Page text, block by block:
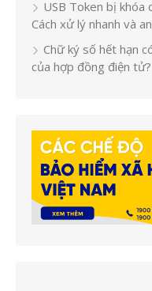
USB Token bị khóa
Cách xử lý nhanh và
Chữ ký số hết hạn
của hợp đồng điện tử?